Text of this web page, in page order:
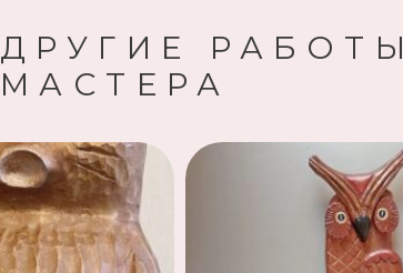
ДРУГИЕ РАБОТЫ
МАСТЕРА